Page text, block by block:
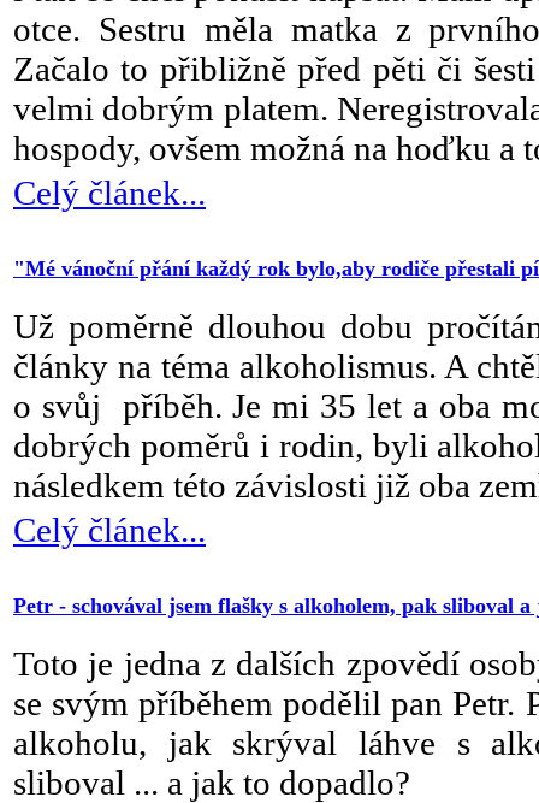
otce. Sestru měla matka z
Začalo to přibližně před pěti či
velmi dobrým platem.
hospody, ovšem možná na hoďku a
Celý článek...
"Mé vánoční přání každý rok bylo,aby rodiče přestali
Už poměrně dlouhou dobu
články na téma alkoholismus. A
o svůj příběh. Je mi 35 let a oba
dobrých poměrů i rodin, byli
následkem této závislosti již oba
Celý článek...
Petr - schovával jsem flašky s alkoholem, pak sliboval
Toto je jedna z dalších zpovědí
se svým příběhem podělil pan Petr.
alkoholu, jak skrýval láhve s
sliboval ... a jak to dopadlo?